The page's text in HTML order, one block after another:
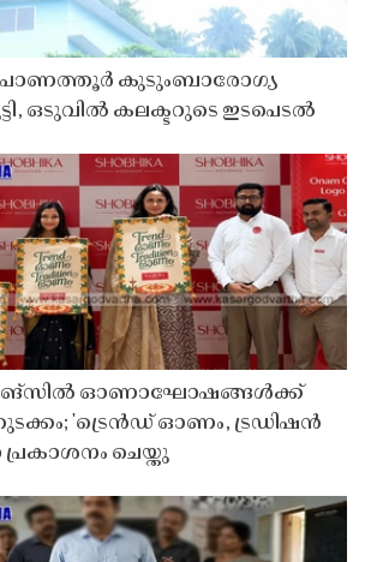
പാണത്തൂർ കുടുംബാരോഗ്യ
ഒടുവിൽ കലക്ടറുടെ ഇടപെടൽ
ഓണാഘോഷങ്ങൾക്ക്
'ട്രെൻഡ് ഓണം, ട്രഡിഷൻ
ചെയ്തു